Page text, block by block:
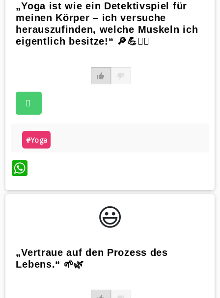
„Yoga ist wie ein Detektivspiel für
meinen Körper – ich versuche
herauszufinden, welche Muskeln ich
eigentlich besitze!“ 🔎💪🧘‍♂️
#yoga
WhatsApp
😃️
„Vertraue auf den Prozess des
Lebens.“ 🌱🌿